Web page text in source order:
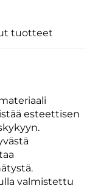
tuotteet
esteettisen
valmistettu